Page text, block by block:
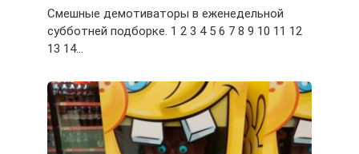
Смешные демотиваторы в еженедельной
субботней подборке. 1 2 3 4 5 6 7 8 9 10 11 12
13 14…